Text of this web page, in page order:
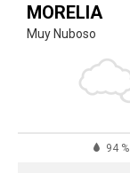
MORELIA
Muy Nuboso
94 %